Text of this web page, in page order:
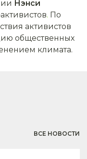
Нэнси
. По
активистов
общественных
климата.
ВСЕ НОВОСТИ